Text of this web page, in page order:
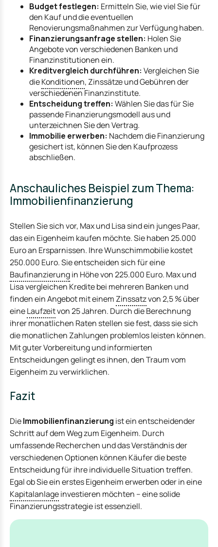
Budget festlegen: Ermitteln Sie, wie viel Sie für
den Kauf und die eventuellen
Renovierungsmaßnahmen zur Verfügung haben.
Finanzierungsanfrage stellen: Holen Sie
Angebote von verschiedenen Banken und
Finanzinstitutionen ein.
Kreditvergleich durchführen: Vergleichen Sie
dieKonditionen, Zinssätze und Gebühren der
verschiedenen Finanzinstitute.
Entscheidung treffen: Wählen Sie das für Sie
passende Finanzierungsmodell aus und
unterzeichnen Sie den Vertrag.
Immobilie erwerben: Nachdem die Finanzierung
gesichert ist, können Sie den Kaufprozess
abschließen.
Anschauliches Beispiel zum Thema:
Immobilienfinanzierung
Stellen Sie sich vor, Max und Lisa sind ein junges Paar,
das ein Eigenheim kaufen möchte. Sie haben 25.000
Euro an Ersparnissen. Ihre Wunschimmobilie kostet
250.000 Euro. Sie entscheiden sich für eine
Baufinanzierungin Höhe von 225.000 Euro. Max und
Lisa vergleichen Kredite bei mehreren Banken und
finden ein Angebot mit einem Zinssatzvon 2,5 % über
eineLaufzeitvon 25 Jahren. Durch die Berechnung
ihrer monatlichen Raten stellen sie fest, dass sie sich
die monatlichen Zahlungen problemlos leisten können.
Mit guter Vorbereitung und informierten
Entscheidungen gelingt es ihnen, den Traum vom
Eigenheim zu verwirklichen.
Fazit
DieImmobilienfinanzierung ist ein entscheidender
Schritt auf dem Weg zum Eigenheim. Durch
umfassende Recherchen und das Verständnis der
verschiedenen Optionen können Käufer die beste
Entscheidung für ihre individuelle Situation treffen.
Egal ob Sie ein erstes Eigenheim erwerben oder in eine
Kapitalanlageinvestieren möchten – eine solide
Finanzierungsstrategie ist essenziell.